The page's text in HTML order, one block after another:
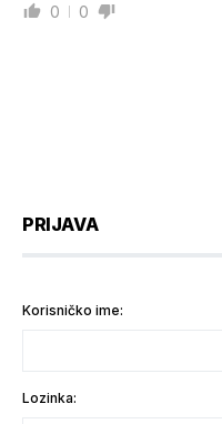
0 0
PRIJAVA
Korisničko ime:
Lozinka: